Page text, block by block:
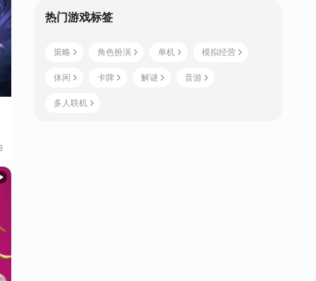
热门游戏标签
策略 角色扮演 单机 模拟经营
休闲 卡牌 解谜 音游
多人联机